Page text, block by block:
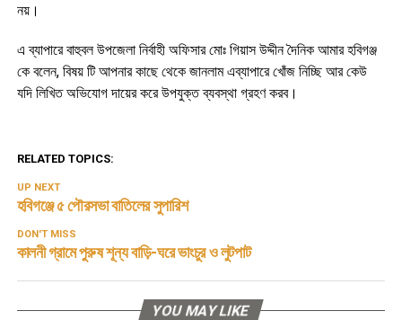
নয়।
এ ব্যাপারে বাহুবল উপজেলা নির্বাহী অফিসার মোঃ গিয়াস উদ্দীন দৈনিক আমার হবিগঞ্জ
কে বলেন, বিষয় টি আপনার কাছে থেকে জানলাম এব্যাপারে খোঁজ নিচ্ছি আর কেউ
যদি লিখিত অভিযোগ দায়ের করে উপযুক্ত ব্যবস্থা গ্রহণ করব।
RELATED TOPICS:
UP NEXT
হবিগঞ্জে ৫ পৌরসভা বাতিলের সুপারিশ
DON'T MISS
কালনী গ্রামে পুরুষ শূন্য বাড়ি-ঘরে ভাংচুর ও লুটপাট
YOU MAY LIKE